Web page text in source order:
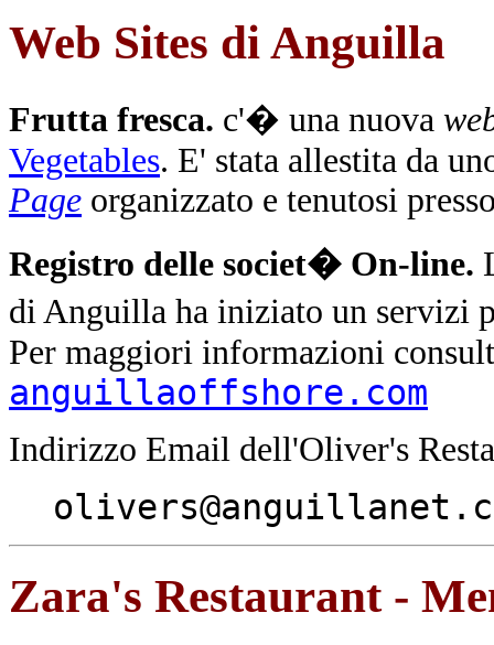
Web Sites di Anguilla
Frutta fresca. c'� una nuova
Vegetables. E' stata allestita da
Page organizzato e tenutosi
Registro delle societ� On-line.
di Anguilla ha iniziato un servizi
Per maggiori informazioni
anguillaoffshore.com
Indirizzo Email dell'Oliver's
Zara's Restaurant -